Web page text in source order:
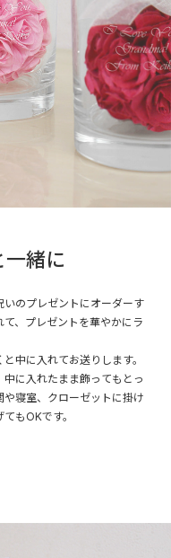
緒に
のプレゼントにオーダーす
、プレゼントを華やかにラ
中に入れてお送りします。
に入れたまま飾ってもとっ
寝室、クローゼットに掛け
もOKです。